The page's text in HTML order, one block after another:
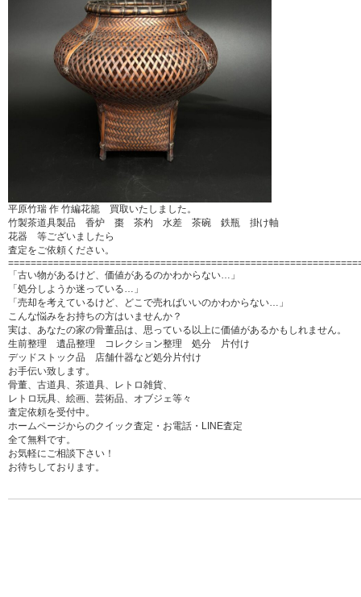
平原竹瑞 作 竹編花籠 買取いたしました。
竹製茶道具製品 香炉 棗 茶杓 水差 茶碗 鉄瓶 掛け軸
花器 等ございましたら
査定をご依頼ください。
「古い物があるけど、価値があるのかわからない…」
「処分しようか迷っている…」
「売却を考えているけど、どこで売ればいいのかわからない…」
こんな悩みをお持ちの方はいませんか？
実は、あなたの家の骨董品は、思っている以上に価値があるかもしれません。
生前整理 遺品整理 コレクション整理 処分 片付け
デッドストック品 店舗什器など処分片付け
お手伝い致します。
骨董、古道具、茶道具、レトロ雑貨、
レトロ玩具、絵画、芸術品、オブジェ等々
査定依頼を受付中。
ホームページからのクイック査定・お電話・LINE査定
全て無料です。
お気軽にご相談下さい！
お待ちしております。